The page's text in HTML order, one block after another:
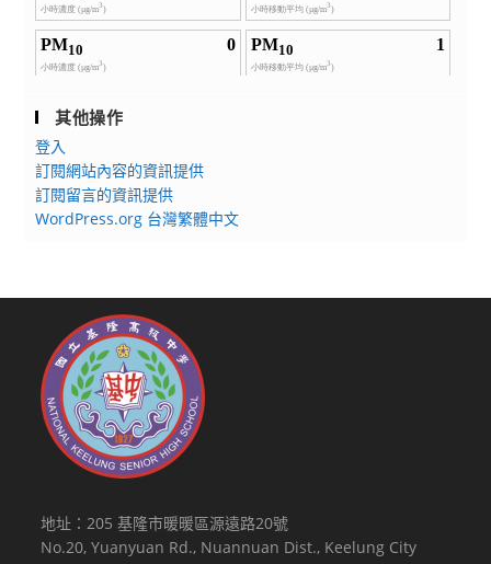
其他操作
登入
訂閱網站內容的資訊提供
訂閱留言的資訊提供
WordPress.org 台灣繁體中文
地址：205 基隆市暖暖區源遠路20號
No.20, Yuanyuan Rd., Nuannuan Dist., Keelung City